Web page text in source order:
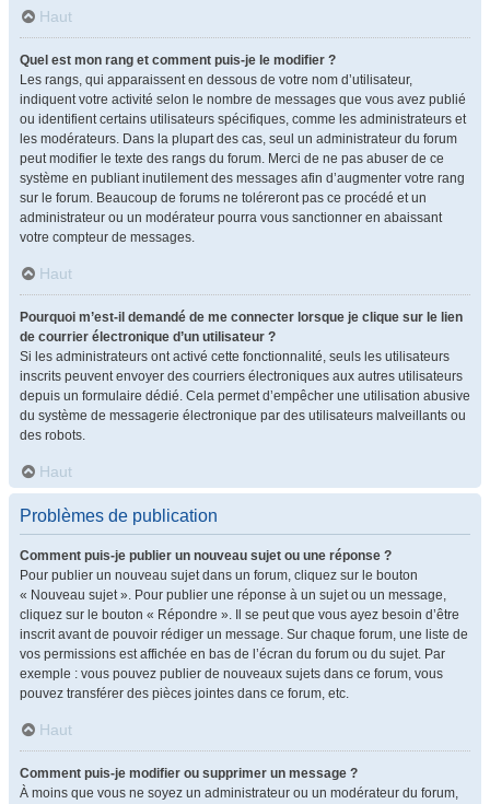
Haut
Quel est mon rang et comment puis-je le modifier ?
Les rangs, qui apparaissent en dessous de votre nom d’utilisateur,
indiquent votre activité selon le nombre de messages que vous avez publié
ou identifient certains utilisateurs spécifiques, comme les administrateurs et
les modérateurs. Dans la plupart des cas, seul un administrateur du forum
peut modifier le texte des rangs du forum. Merci de ne pas abuser de ce
système en publiant inutilement des messages afin d’augmenter votre rang
sur le forum. Beaucoup de forums ne toléreront pas ce procédé et un
administrateur ou un modérateur pourra vous sanctionner en abaissant
votre compteur de messages.
Haut
Pourquoi m’est-il demandé de me connecter lorsque je clique sur le lien
de courrier électronique d’un utilisateur ?
Si les administrateurs ont activé cette fonctionnalité, seuls les utilisateurs
inscrits peuvent envoyer des courriers électroniques aux autres utilisateurs
depuis un formulaire dédié. Cela permet d’empêcher une utilisation abusive
du système de messagerie électronique par des utilisateurs malveillants ou
des robots.
Haut
Problèmes de publication
Comment puis-je publier un nouveau sujet ou une réponse ?
Pour publier un nouveau sujet dans un forum, cliquez sur le bouton
« Nouveau sujet ». Pour publier une réponse à un sujet ou un message,
cliquez sur le bouton « Répondre ». Il se peut que vous ayez besoin d’être
inscrit avant de pouvoir rédiger un message. Sur chaque forum, une liste de
vos permissions est affichée en bas de l’écran du forum ou du sujet. Par
exemple : vous pouvez publier de nouveaux sujets dans ce forum, vous
pouvez transférer des pièces jointes dans ce forum, etc.
Haut
Comment puis-je modifier ou supprimer un message ?
À moins que vous ne soyez un administrateur ou un modérateur du forum,